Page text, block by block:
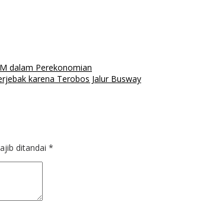
dalam Perekonomian
karena Terobos Jalur Busway
ditandai *